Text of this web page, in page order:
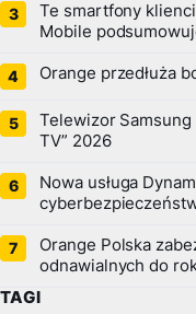
Te smartfony
Mobile
Orange przedłuża
Telewizor Samsung
TV” 2026
Nowa usługa
Orange Polska
odnawialnych do
TAGI